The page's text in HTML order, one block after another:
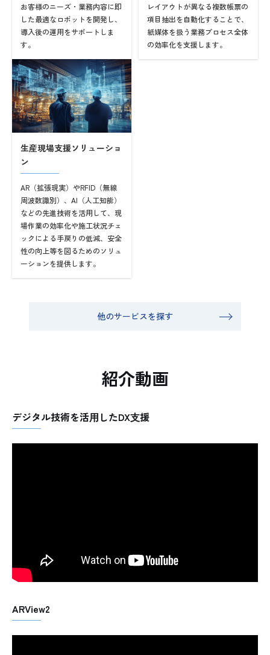
お客様のニーズ・業務内容に即
した最適なロボットを開発し、
導入後の運用をサポートしま
す。
レイアウトが異なる複数帳票の
項目抽出を自動化することで、
紙媒体を扱う業務プロセス全体
の効率化を支援します。
生産現場支援ソリューショ
ン
AR（拡張現実）やRFID（無線
周波数識別）、AI（人工知能）
などの先進技術を活用して、現
場作業の効率化や施工状況チェ
ックによる手戻りの低減、安全
性の向上等を図るためのソリュ
ーションを提供します。
他のサービスを探す
紹介動画
デジタル技術を活⽤したDX⽀援
ARView2